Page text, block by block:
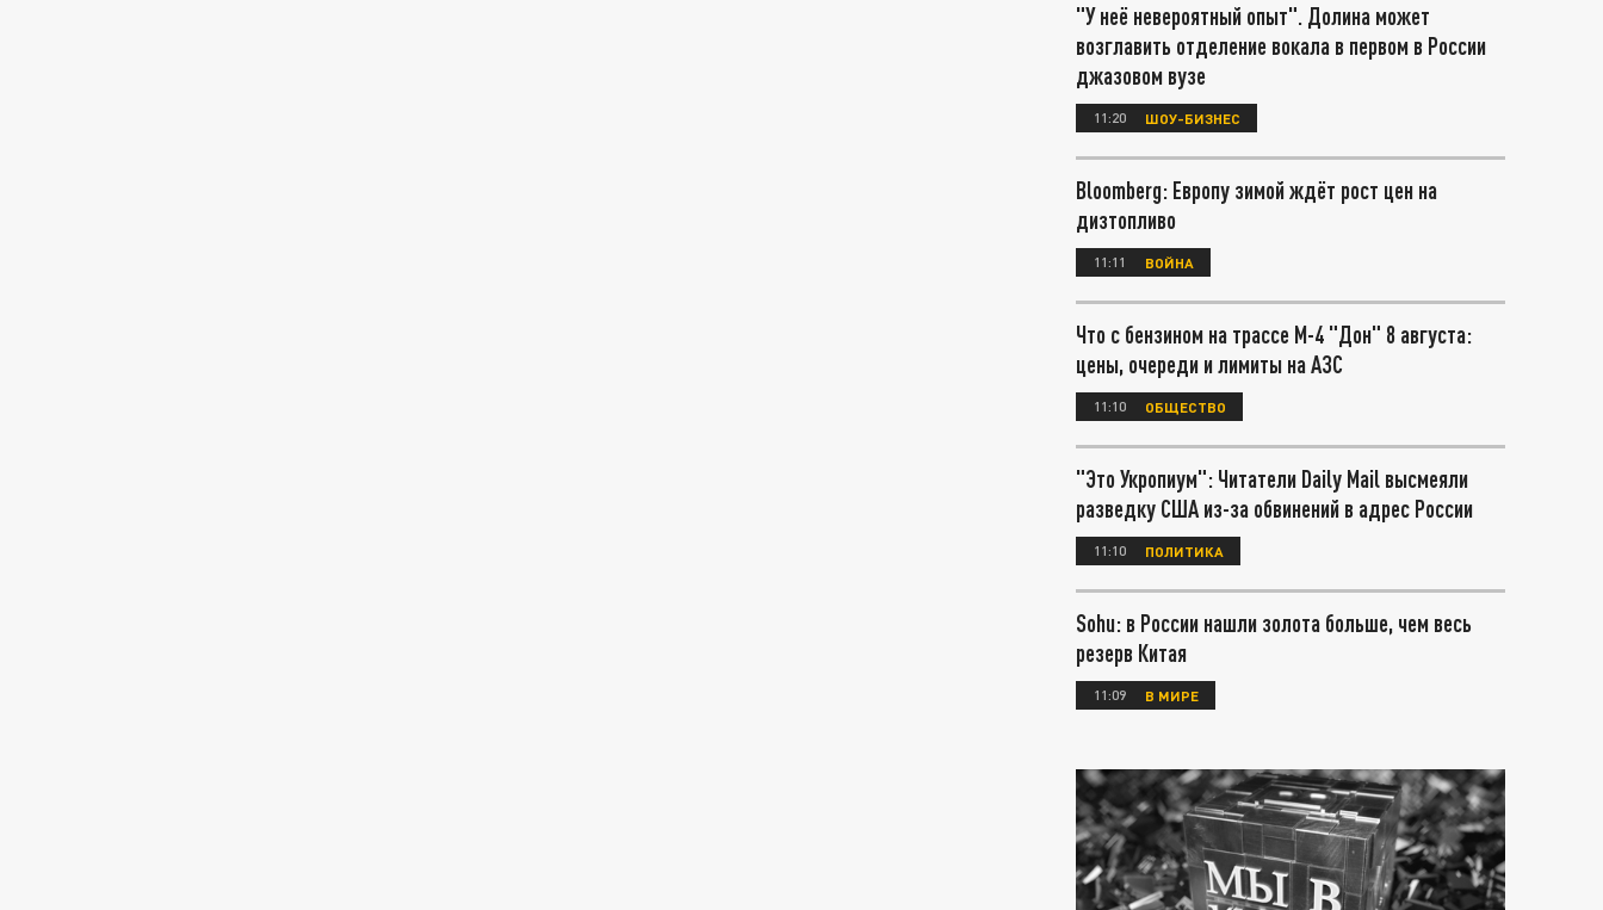
"У неё невероятный опыт". Долина может
возглавить отделение вокала в первом в России
джазовом вузе
11:20 ШОУ-БИЗНЕС
Bloomberg: Европу зимой ждёт рост цен на
дизтопливо
11:11 ВОЙНА
Что с бензином на трассе М-4 "Дон" 8 августа:
цены, очереди и лимиты на АЗС
11:10 ОБЩЕСТВО
"Это Укропиум": Читатели Daily Mail высмеяли
разведку США из-за обвинений в адрес России
11:10 ПОЛИТИКА
Sohu: в России нашли золота больше, чем весь
резерв Китая
11:09 В МИРЕ